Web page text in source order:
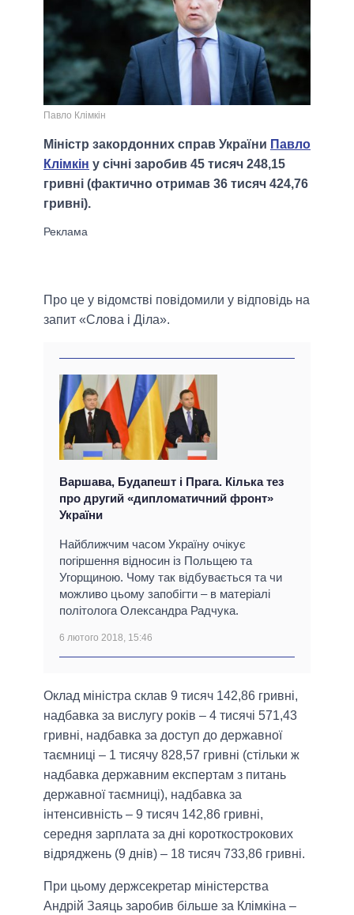
Павло Клімкін
Міністр закордонних справ України Павло
Клімкін у січні заробив 45 тисяч 248,15
гривні (фактично отримав 36 тисяч 424,76
гривні).
Про це у відомстві повідомили у відповідь на
запит «Слова і Діла».
Варшава, Будапешт і Прага. Кілька тез
про другий «дипломатичний фронт»
України
Найближчим часом Україну очікує
погіршення відносин із Польщею та
Угорщиною. Чому так відбувається та чи
можливо цьому запобігти – в матеріалі
політолога Олександра Радчука.
6 лютого 2018, 15:46
Оклад міністра склав 9 тисяч 142,86 гривні,
надбавка за вислугу років – 4 тисячі 571,43
гривні, надбавка за доступ до державної
таємниці – 1 тисячу 828,57 гривні (стільки ж
надбавка державним експертам з питань
державної таємниці), надбавка за
інтенсивність – 9 тисяч 142,86 гривні,
середня зарплата за дні короткострокових
відряджень (9 днів) – 18 тисяч 733,86 гривні.
При цьому держсекретар міністерства
Андрій Заяць заробив більше за Клімкіна –